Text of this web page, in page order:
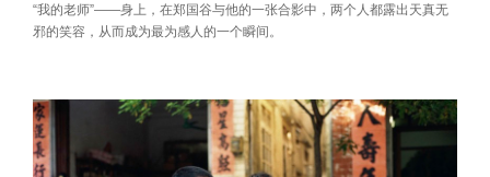
“我的老师”——身上，在郑国谷与他的一张合影中，两个人都露出天真无
邪的笑容，从而成为最为感人的一个瞬间。